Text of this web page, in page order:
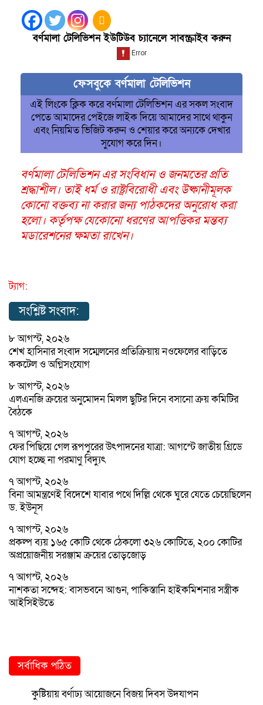
বর্ণমালা টেলিভিশন ইউটিউব চ্যানেলে সাবস্ক্রাইব করুন
ফেসবুকে বর্ণমালা টেলিভিশন
এই লিংকে ক্লিক করে বর্ণমালা টেলিভিশন এর সকল সংবাদ
পেতে আমাদের পেইজে লাইক দিয়ে আমাদের সাথে থাকুন
এবং নিয়মিত ভিজিট করুন ও শেয়ার করে অন্যকে দেখার
সুযোগ করে দিন।
বর্ণমালা টেলিভিশন এর সংবিধান ও জনমতের প্রতি
শ্রদ্ধাশীল। তাই ধর্ম ও রাষ্ট্রবিরোধী এবং উষ্কানীমূলক
কোনো বক্তব্য না করার জন্য পাঠকদের অনুরোধ করা
হলো। কর্তৃপক্ষ যেকোনো ধরণের আপত্তিকর মন্তব্য
মডারেশনের ক্ষমতা রাখেন।
ট্যাগ:
সংশ্লিষ্ট সংবাদ:
৮ আগস্ট, ২০২৬
শেখ হাসিনার সংবাদ সম্মেলনের প্রতিক্রিয়ায় নওফেলের বাড়িতে
ককটেল ও অগ্নিসংযোগ
৮ আগস্ট, ২০২৬
এলএনজি ক্রয়ের অনুমোদন মিলল ছুটির দিনে বসানো ক্রয় কমিটির
বৈঠকে
৭ আগস্ট, ২০২৬
ফের পিছিয়ে গেল রূপপুরের উৎপাদনের যাত্রা: আগস্টে জাতীয় গ্রিডে
যোগ হচ্ছে না পরমাণু বিদ্যুৎ
৭ আগস্ট, ২০২৬
বিনা আমন্ত্রণেই বিদেশে যাবার পথে দিল্লি থেকে ঘুরে যেতে চেয়েছিলেন
ড. ইউনূস
৭ আগস্ট, ২০২৬
প্রকল্প ব্যয় ১৬৫ কোটি থেকে ঠেকলো ৩২৬ কোটিতে, ২০০ কোটির
অপ্রয়োজনীয় সরঞ্জাম ক্রয়ের তোড়জোড়
৭ আগস্ট, ২০২৬
নাশকতা সন্দেহ: বাসভবনে আগুন, পাকিস্তানি হাইকমিশনার সস্ত্রীক
আইসিইউতে
সর্বাধিক পঠিত
কুষ্টিয়ায় বর্ণাঢ্য আয়োজনে বিজয় দিবস উদযাপন